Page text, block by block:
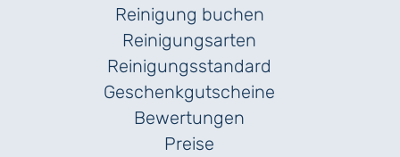
Reinigung buchen
Reinigungsarten
Reinigungs­standard
Geschenk­gutscheine
Bewertungen
Preise